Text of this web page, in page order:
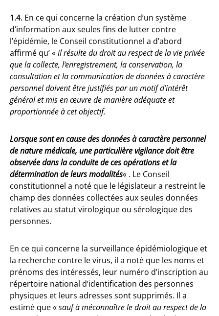
1.4. En ce qui concerne la création d’un système
d’information aux seules fins de lutter contre
l’épidémie, le Conseil constitutionnel a d’abord
affirmé qu’ «il résulte du droit au respect de la vie privée
que la collecte, l’enregistrement, la conservation, la
consultation et la communication de données à caractère
personnel doivent être justifiés par un motif d’intérêt
général et mis en œuvre de manière adéquate et
proportionnée à cet objectif.
Lorsque sont en cause des données à caractère personnel
de nature médicale, une particulière vigilance doit être
observée dans la conduite de ces opérations et la
détermination de leurs modalités« . Le Conseil
constitutionnel a noté que le législateur a restreint le
champ des données collectées aux seules données
relatives au statut virologique ou sérologique des
personnes.
En ce qui concerne la surveillance épidémiologique et
la recherche contre le virus, il a noté que les noms et
prénoms des intéressés, leur numéro d’inscription au
répertoire national d’identification des personnes
physiques et leurs adresses sont supprimés. Il a
estimé que «sauf à méconnaître le droit au respect de la